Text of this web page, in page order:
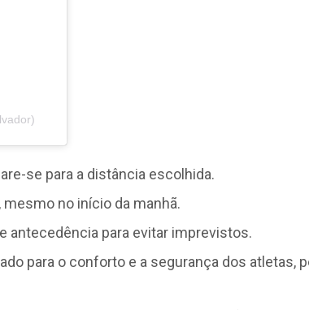
se para a distância escolhida.
no início da manhã.
antecedência para evitar imprevistos.
para o conforto e a segurança dos atletas,